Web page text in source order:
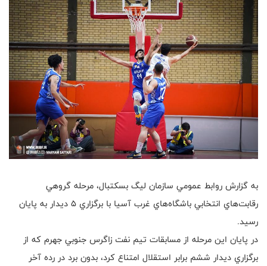
به گزارش روابط عمومي سازمان ليگ بسكتبال، مرحله گروهي
رقابت‌هاي انتخابي باشگاه‌هاي غرب آسيا با برگزاري ٥ ديدار به پايان
رسيد.
در پايان اين مرحله از مسابقات تيم نفت زاگرس جنوبي جهرم كه از
برگزاري ديدار ششم برابر استقلال امتناع كرد، بدون برد در رده آخر